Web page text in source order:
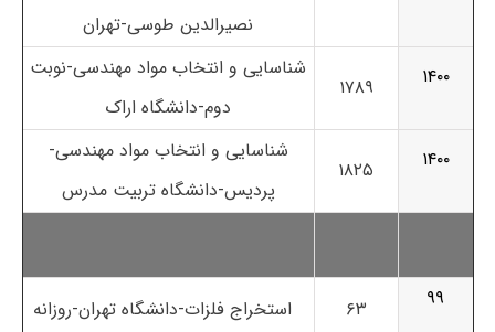
نصیرالدین طوسی-تهران
۱۴۰۰
۱۷۸۹
شناسایی و انتخاب مواد مهندسی-نوبت
دوم-دانشگاه اراک
۱۴۰۰
۱۸۲۵
شناسایی و انتخاب مواد مهندسی-
پردیس-دانشگاه تربیت مدرس
۹۹ ۶۳ استخراج فلزات-دانشگاه تهران-روزانه